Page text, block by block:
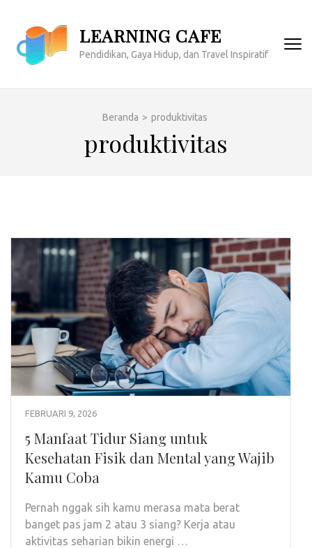
konten
(Tekan
LEARNING CAFE
Pendidikan, Gaya Hidup, dan Travel Inspiratif
Beranda > produktivitas
produktivitas
FEBRUARI 9, 2026
5 Manfaat Tidur Siang untuk
Kesehatan Fisik dan Mental yang Wajib
Kamu Coba
Pernah nggak sih kamu merasa mata berat
banget pas jam 2 atau 3 siang? Kerja atau
aktivitas seharian bikin energi …